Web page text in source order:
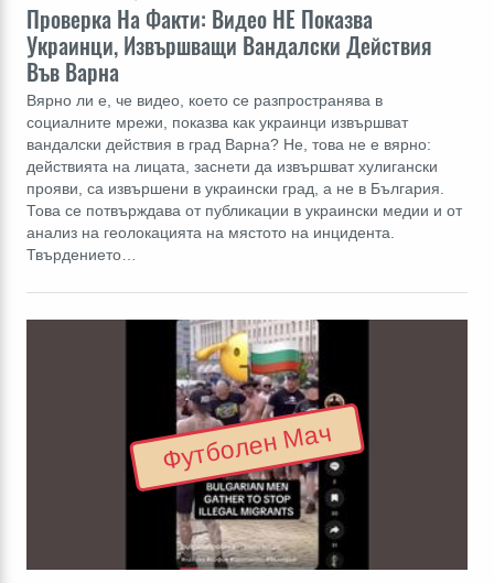
Проверка На Факти: Видео НЕ Показва
Украинци, Извършващи Вандалски Действия
Във Варна
Вярно ли е, че видео, което се разпространява в
социалните мрежи, показва как украинци извършват
вандалски действия в град Варна? Не, това не е вярно:
действията на лицата, заснети да извършват хулигански
прояви, са извършени в украински град, а не в България.
Това се потвърждава от публикации в украински медии и от
анализ на геолокацията на мястото на инцидента.
Твърдението…
Футболен Мач